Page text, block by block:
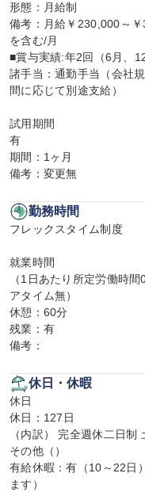
形態：月給制
備考：月給￥230,000～
を含む/月
■賞与実績:年2回（6月、12
諸手当：通勤手当（会社
間に応じて別途支給）
試用期間
有
期間：1ヶ月
備考：変更無
勤務時間
フレックスタイム制度
就業時間
（1日あたり所定労働時
アタイム無）
休憩：60分
残業：有
備考：
休日・休暇
休日
休日：127日
（内訳） 完全週休二日制
その他（）
有給休暇：有（10～22日
ます）